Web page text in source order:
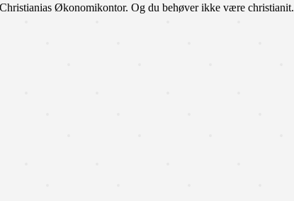
Økonomikontor. Og du behøver ikke være christianit.